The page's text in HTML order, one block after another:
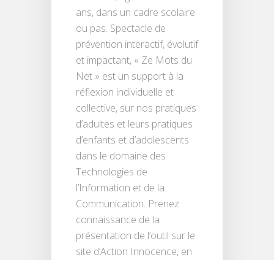
ans, dans un cadre scolaire
ou pas. Spectacle de
prévention interactif, évolutif
et impactant, « Ze Mots du
Net » est un support à la
réflexion individuelle et
collective, sur nos pratiques
d’adultes et leurs pratiques
d’enfants et d’adolescents
dans le domaine des
Technologies de
l’Information et de la
Communication. Prenez
connaissance de la
présentation de l’outil sur le
site d’Action Innocence, en